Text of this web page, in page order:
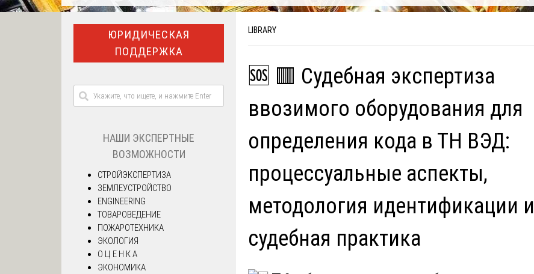
LIBRARY
🆘 🟥 Судебная экспертиза
ввозимого оборудования для
определения кода в ТН ВЭД:
процессуальные аспекты,
методология идентификации и
судебная практика
ЮРИДИЧЕСКАЯ
ПОДДЕРЖКА
НАШИ ЭКСПЕРТНЫЕ
ВОЗМОЖНОСТИ
СТРОЙЭКСПЕРТИЗА
ЗЕМЛЕУСТРОЙСТВО
ENGINEERING
ТОВАРОВЕДЕНИЕ
ПОЖАРОТЕХНИКА
ЭКОЛОГИЯ
О Ц Е Н К А
ЭКОНОМИКА